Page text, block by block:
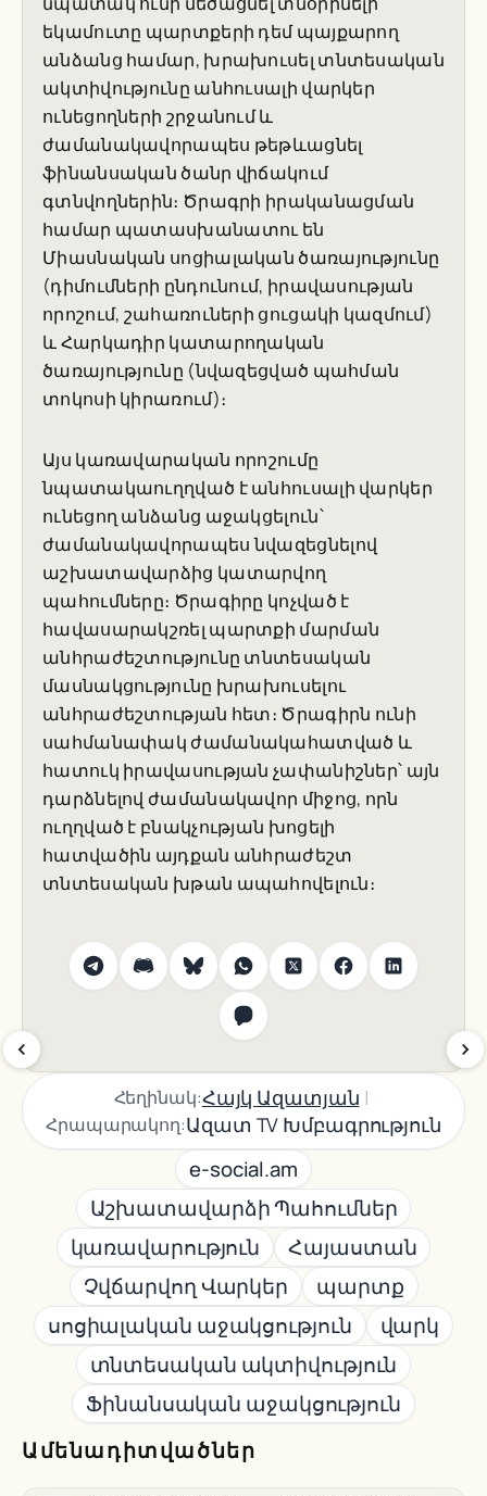
Ամենադիտվածներ
եկամուտը պարտքերի դեմ պայքարող
անձանց համար, խրախուսել տնտեսական
ակտիվությունը անհուսալի վարկեր
ունեցողների շրջանում և
ժամանակավորապես թեթևացնել
ֆինանսական ծանր վիճակում
գտնվողներին։ Ծրագրի իրականացման
համար պատասխանատու են
Միասնական սոցիալական ծառայությունը
(դիմումների ընդունում, իրավասության
որոշում, շահառուների ցուցակի կազմում)
և Հարկադիր կատարողական
ծառայությունը (նվազեցված պահման
տոկոսի կիրառում)։
Այս կառավարական որոշումը
նպատակաուղղված է անհուսալի վարկեր
ունեցող անձանց աջակցելուն՝
ժամանակավորապես նվազեցնելով
աշխատավարձից կատարվող
պահումները։ Ծրագիրը կոչված է
հավասարակշռել պարտքի մարման
անհրաժեշտությունը տնտեսական
մասնակցությունը խրախուսելու
անհրաժեշտության հետ։ Ծրագիրն ունի
սահմանափակ ժամանակահատված և
հատուկ իրավասության չափանիշներ՝ այն
դարձնելով ժամանակավոր միջոց, որն
ուղղված է բնակչության խոցելի
հատվածին այդքան անհրաժեշտ
տնտեսական խթան ապահովելուն։
Հեղինակ:Հայկ Ազատյան |
Հրապարակող:Ազատ TV Խմբագրություն
e-social.am
Աշխատավարձի Պահումներ
կառավարություն
Հայաստան
Չվճարվող Վարկեր
պարտք
սոցիալական աջակցություն
վարկ
տնտեսական ակտիվություն
Ֆինանսական աջակցություն